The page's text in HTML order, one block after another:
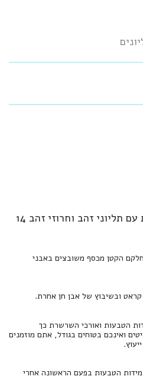
תליון אבני טורמלין ירוקות עם תליוני זהב וחרוזי זהב 14
זהב 14 קראט וחלקם הקטן מכסף משובצים באבני
הטבעות ואורכי השרשרת כך
ואינכם בטוחים בגודל, אתם מוזמנים
הטבעות בפעם הראשונה אחרי